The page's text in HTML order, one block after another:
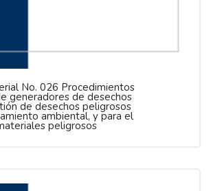
No. 026 Procedimientos
generadores de desechos
de desechos peligrosos
ambiental, y para el
peligrosos